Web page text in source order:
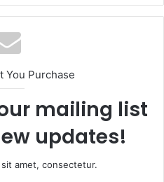
You Purchase
mailing list
updates!
amet, consectetur.